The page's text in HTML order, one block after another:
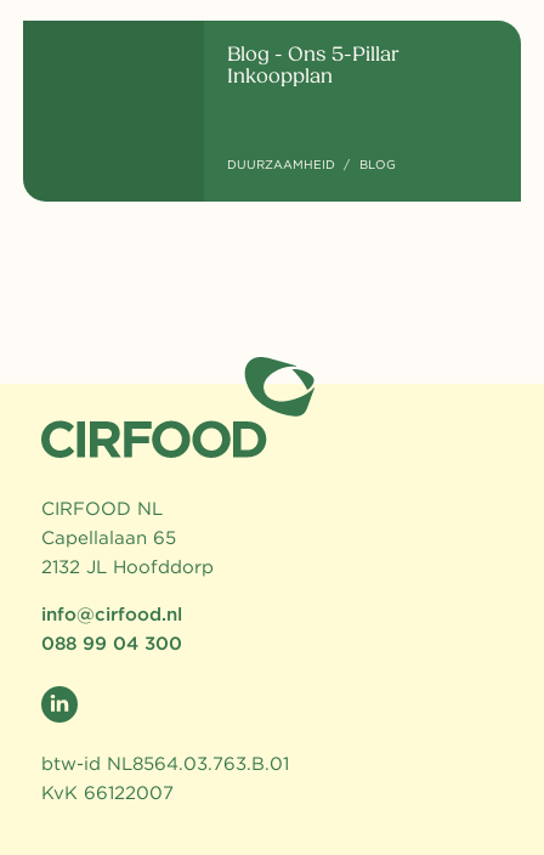
Blog - Ons 5-Pillar
Inkoopplan
DUURZAAMHEID BLOG
CIRFOOD NL
Capellalaan 65
2132 JL Hoofddorp
info@cirfood.nl
088 99 04 300
btw-id NL8564.03.763.B.01
KvK 66122007